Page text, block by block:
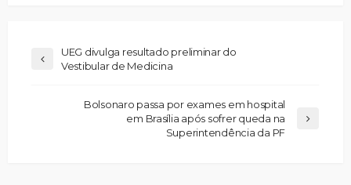
UEG divulga resultado preliminar do
Vestibular de Medicina
Bolsonaro passa por exames em hospital
em Brasília após sofrer queda na
Superintendência da PF